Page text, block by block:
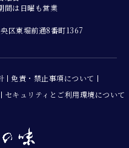
間は日曜も営業
区東堀前通8番町1367
免責・禁止事項について
セキュリティとご利用環境について